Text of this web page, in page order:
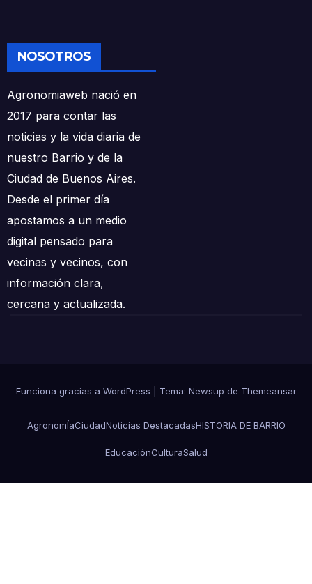
NOSOTROS
Agronomiaweb nació en
2017 para contar las
noticias y la vida diaria de
nuestro Barrio y de la
Ciudad de Buenos Aires.
Desde el primer día
apostamos a un medio
digital pensado para
vecinas y vecinos, con
información clara,
cercana y actualizada.
Funciona gracias a WordPress Tema: Newsup de Themeansar
AgronomÍaCiudadNoticias DestacadasHISTORIA DE BARRIO
EducaciónCulturaSalud